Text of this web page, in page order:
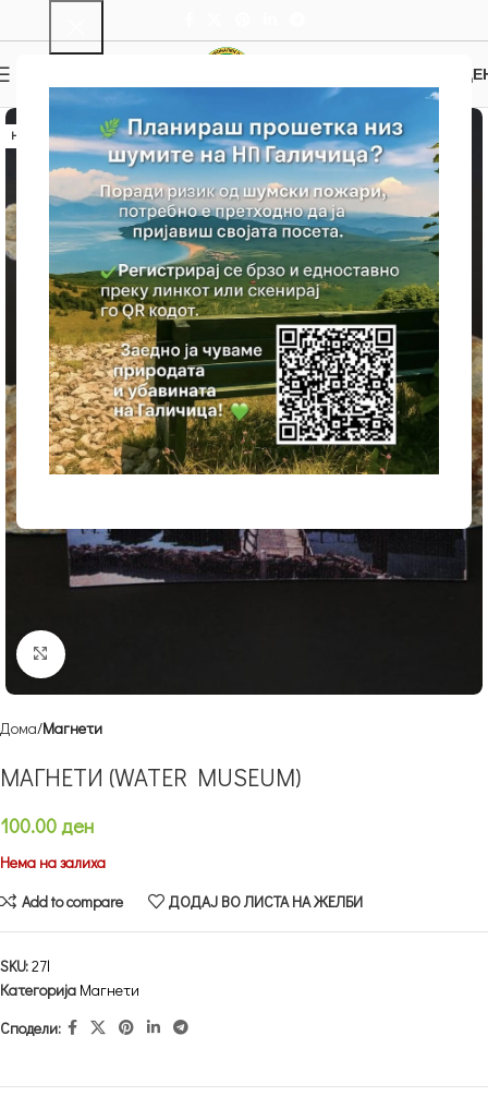
НЕМА ЗАЛИХА
Кликнете за зголемување
Дома Магнети
МАГНЕТИ (WATER MUSEUM)
100.00ден
Нема на залиха
Add to compare
ДОДАЈ ВО ЛИСТА НА ЖЕЛБИ
SKU:27l
Категорија Магнети
Сподели: